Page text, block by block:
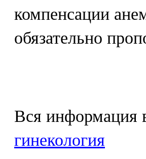
компенсации
обязательно
Вся информация
гинекология